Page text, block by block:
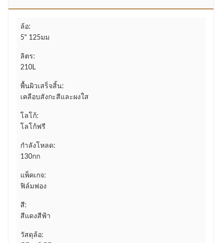
ล้อ:
5" 125มม
ลิตร:
210L
พื้นผิวเสร็จสิ้น:
เคลือบสังกะสีและผงใส
โลโก้:
โลโก้ฟรี
กำลังโหลด:
130กก
แพ็คเกจ:
ฟิล์มฟอง
สี:
สีแดงสีฟ้า
วัสดุล้อ: